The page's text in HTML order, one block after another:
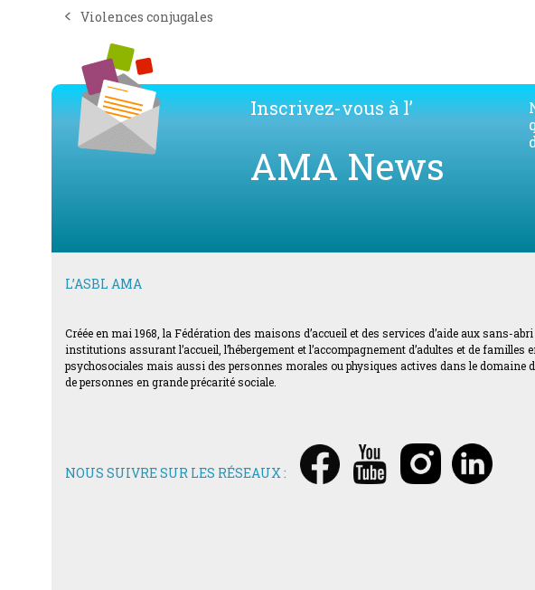
previous
Violences conjugales
Inscrivez-vous à l’
AMA News
L’ASBL AMA
Créée en mai 1968, la Fédération des maisons d’accueil et des services d’aide aux sans-
institutions assurant l’accueil, l’hébergement et l’accompagnement d’adultes et de familles
psychosociales mais aussi des personnes morales ou physiques actives dans le domaine de
de personnes en grande précarité sociale.
NOUS SUIVRE SUR LES RÉSEAUX :